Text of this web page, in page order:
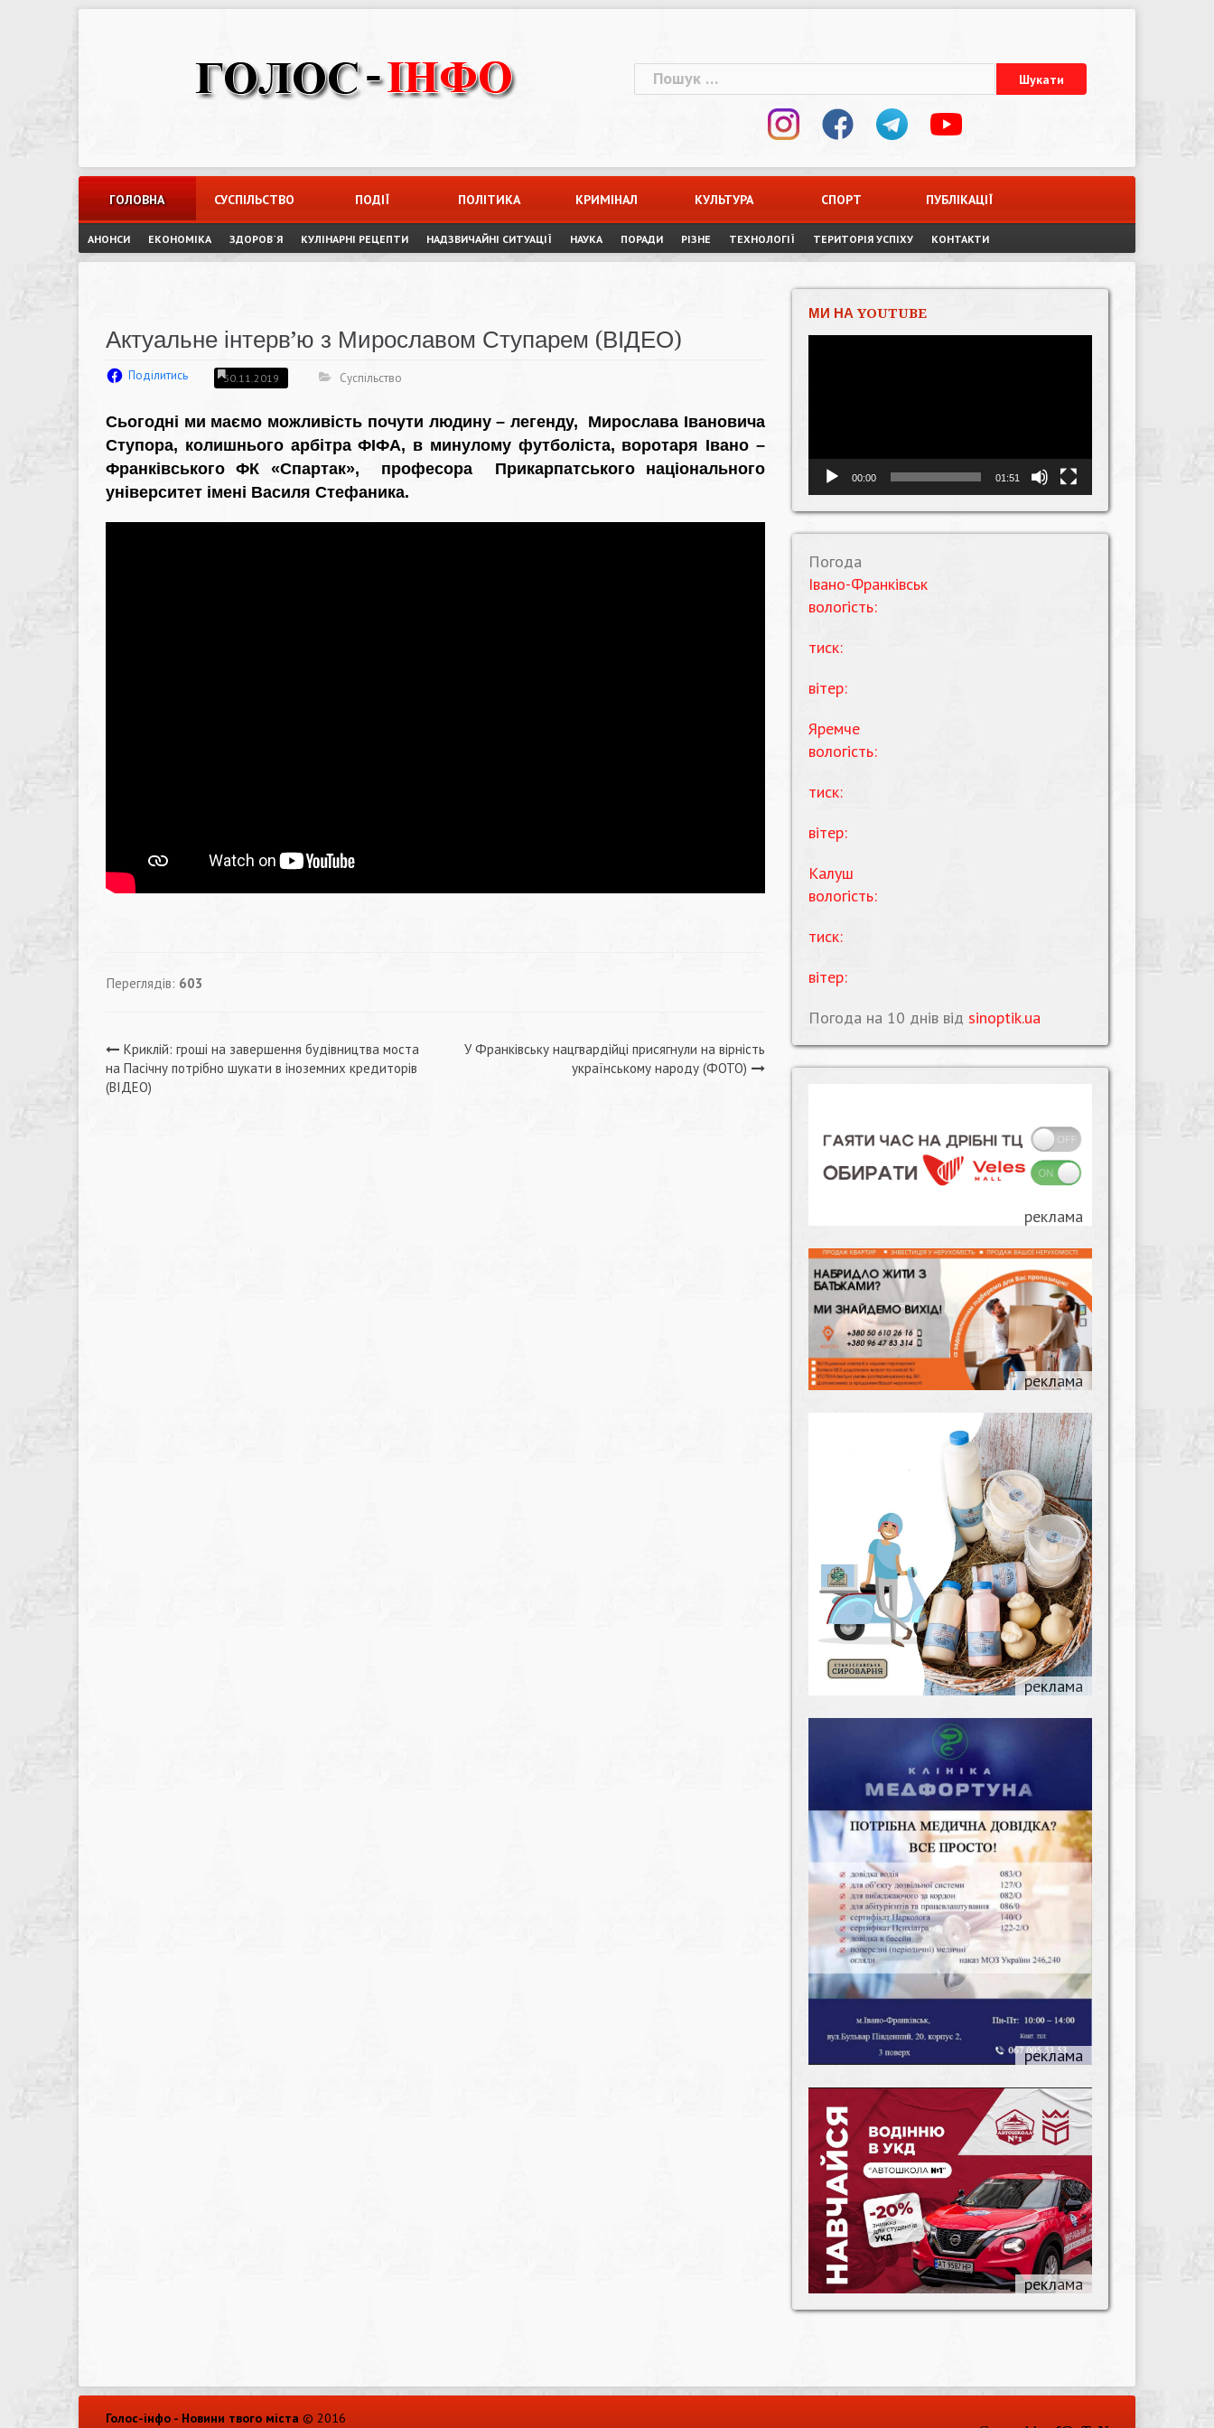
Пошук:
ГОЛОВНА СУСПІЛЬСТВО ПОДІЇ ПОЛІТИКА КРИМІНАЛ КУЛЬТУРА СПОРТ ПУБЛІКАЦІЇ
АНОНСИ ЕКОНОМІКА ЗДОРОВ`Я КУЛІНАРНІ РЕЦЕПТИ НАДЗВИЧАЙНІ СИТУАЦІЇ НАУКА ПОРАДИ РІЗНЕ ТЕХНОЛОГІЇ ТЕРИТОРІЯ УСПІХУ КОНТАКТИ
Актуальне інтерв’ю з Мирославом Ступарем (ВІДЕО)
Поділитись 30.11.2019 Суспільство
Сьогодні ми маємо можливість почути людину – легенду, Мирослава Івановича
Ступора, колишнього арбітра ФІФА, в минулому футболіста, воротаря Івано –
Франківського ФК «Спартак», професора Прикарпатського національного
університет імені Василя Стефаника.
Переглядів: 603
Навігація
записів
Криклій: гроші на завершення будівництва моста
на Пасічну потрібно шукати в іноземних кредиторів
(ВІДЕО)
У Франківську нацгвардійці присягнули на вірність
українському народу (ФОТО)
МИ НА YOUTUBE
00:00 01:51
Погода
Івано-Франківськ
вологість:
тиск:
вітер:
Яремче
вологість:
тиск:
вітер:
Калуш
вологість:
тиск:
вітер:
Погода на 10 днів від sinoptik.ua
Голос-інфо - Новини твого міста © 2016